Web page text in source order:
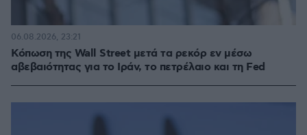
Κόπωση της Wall Street μετά τα ρεκόρ εν μέσω
αβεβαιότητας για το Ιράν, το πετρέλαιο και τη Fed
06.08.2026, 23:21